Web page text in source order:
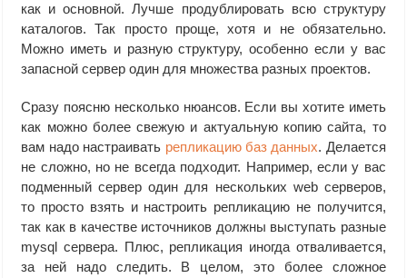
как и основной. Лучше продублировать всю структуру
каталогов. Так просто проще, хотя и не обязательно.
Можно иметь и разную структуру, особенно если у вас
запасной сервер один для множества разных проектов.
Сразу поясню несколько нюансов. Если вы хотите иметь
как можно более свежую и актуальную копию сайта, то
вам надо настраивать репликацию баз данных. Делается
не сложно, но не всегда подходит. Например, если у вас
подменный сервер один для нескольких web серверов,
то просто взять и настроить репликацию не получится,
так как в качестве источников должны выступать разные
mysql сервера. Плюс, репликация иногда отваливается,
за ней надо следить. В целом, это более сложное